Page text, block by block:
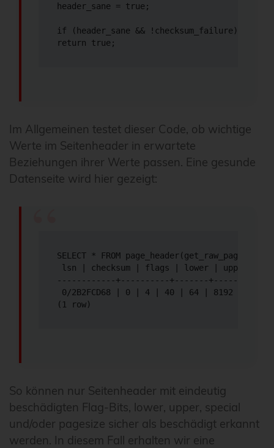
header_sane = true;
if (header_sane && !checksum_failure)
return true;
Im Allgemeinen testet dieser Code, ob wichtige
Werte im Seitenheader in erwartete
Beziehungen ihrer Werte passen. Eine gesunde
Datenseite wird hier gezeigt:
SELECT * FROM
lsn | checksum | flags | lower | upper |
------------+----------+-------+-------
0/2B2FCD68 | 0 | 4 | 40 | 64 | 8192 |
(1 row)
So können nur Seitenheader mit eindeutig
beschädigten Flag-Bits, lower, upper, special
und/oder pagesize sicher als beschädigt erkannt
werden. In diesem Fall erhalten wir eine